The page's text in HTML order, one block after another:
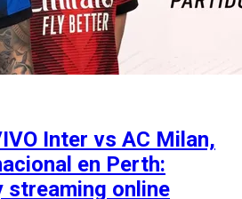
Inter vs AC Milan,
en Perth:
streaming online